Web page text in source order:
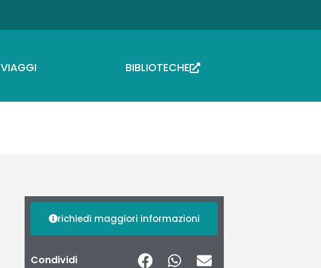
VIAGGI BIBLIOTECHE
richiedi maggiori informazioni
Condividi